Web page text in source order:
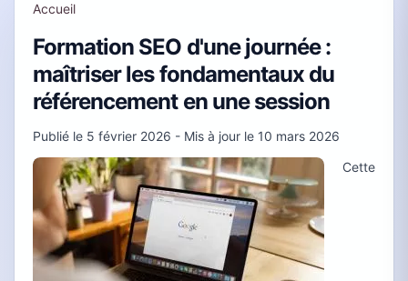
Accueil
Formation SEO d'une journée :
maîtriser les fondamentaux du
référencement en une session
Publié le 5 février 2026 - Mis à jour le 10 mars 2026
Cette